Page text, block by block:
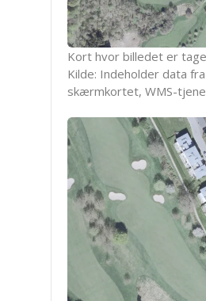
Kort hvor billedet er
Kilde: Indeholder data
skærmkortet, WMS-